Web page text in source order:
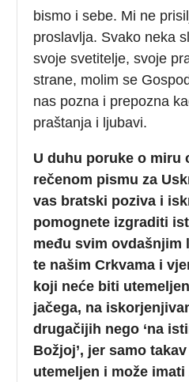
bismo i sebe. Mi ne
proslavlja. Svako neka
svoje svetitelje, svoje
strane, molim se
nas pozna i prepozna
praštanja i ljubavi.
U duhu poruke o miru
rečenom pismu za
vas bratski poziva i
pomognete izgraditi
među svim ovdašnjim
te našim Crkvama i
koji neće biti
jačega, na
drugačijih nego ‘na
Božjoj’, jer samo
utemeljen i može